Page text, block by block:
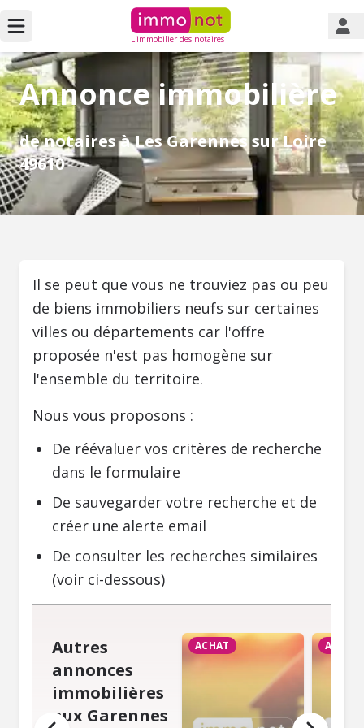
L'immobilier des notaires
Annonce immobilière
de notaires à Les Garennes sur Loire
49610
Il se peut que vous ne trouviez pas ou peu
de biens immobiliers neufs sur certaines
villes ou départements car l'offre
proposée n'est pas homogène sur
l'ensemble du territoire.
Nous vous proposons :
De réévaluer vos critères de recherche
dans le formulaire
De sauvegarder votre recherche et de
créer une alerte email
De consulter les recherches similaires
(voir ci-dessous)
Autres
annonces
immobilières
aux Garennes
ACHAT ACHAT